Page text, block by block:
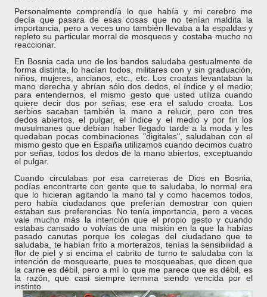
Personalmente comprendía lo que había y mi cerebro me
decía que pasara de esas cosas que no tenían maldita la
importancia, pero a veces uno también llevaba a la espaldas y
repleto su particular morral de mosqueos y costaba mucho no
reaccionar.
En Bosnia cada uno de los bandos saludaba gestualmente de
forma distinta, lo hacían todos, militares con y sin graduación,
niños, mujeres, ancianos, etc., etc. Los croatas levantaban la
mano derecha y abrían sólo dos dedos, el índice y el medio;
para entendernos, el mismo gesto que usted utiliza cuando
quiere decir dos por señas; ese era el saludo croata. Los
serbios sacaban también la mano a relucir, pero con tres
dedos abiertos, el pulgar, el índice y el medio y por fin los
musulmanes que debían haber llegado tarde a la moda y les
quedaban pocas combinaciones "digitales", saludaban con el
mismo gesto que en España utilizamos cuando decimos cuatro
por señas, todos los dedos de la mano abiertos, exceptuando
el pulgar.
Cuando circulabas por esa carreteras de Dios en Bosnia,
podías encontrarte con gente que te saludaba, lo normal era
que lo hicieran agitando la mano tal y como hacemos todos,
pero había ciudadanos que preferían demostrar con quien
estaban sus preferencias. No tenía importancia, pero a veces
vale mucho más la intención que el propio gesto y cuando
estabas cansado o volvías de una misión en la que la habías
pasado canutas porque los colegas del ciudadano que te
saludaba, te habían frito a morterazos, tenías la sensibilidad a
flor de piel y si encima el cabrito de turno te saludaba con la
intención de mosquearte, pues te mosqueabas, que dicen que
la carne es débil, pero a mí lo que me parece que es débil, es
la razón, que casi siempre termina siendo vencida por el
instinto.